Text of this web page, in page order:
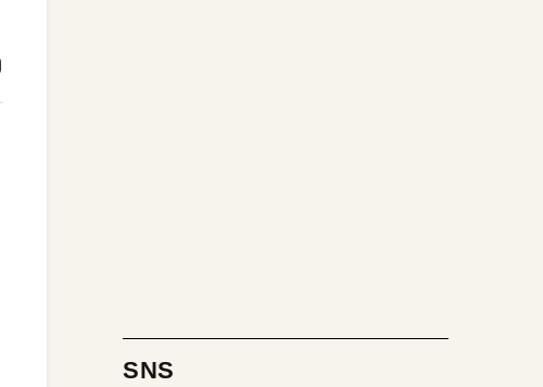
SNS